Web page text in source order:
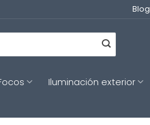
Blog
Iluminación exterior